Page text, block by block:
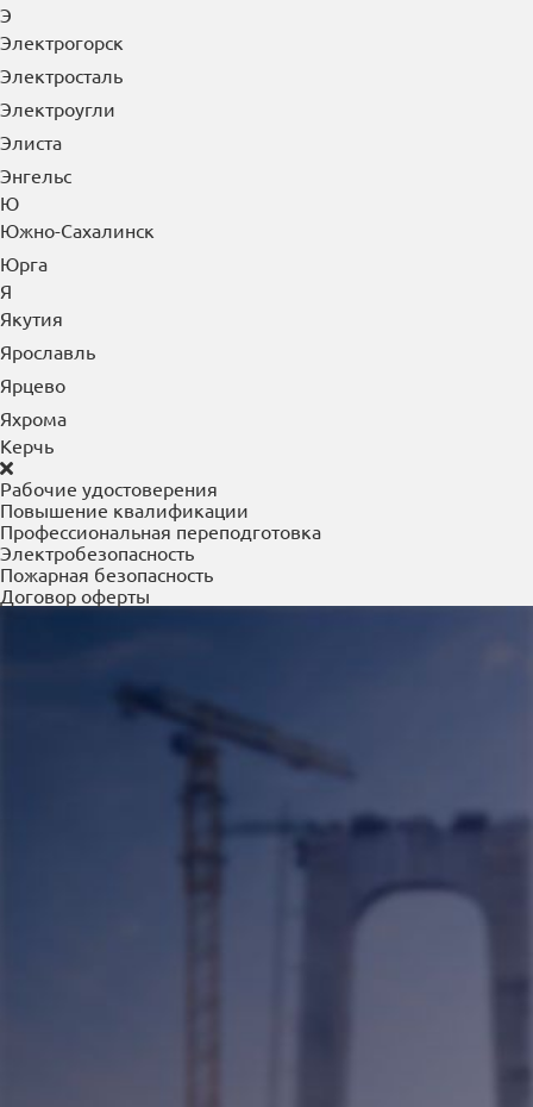
Э
Электрогорск
Электросталь
Электроугли
Элиста
Энгельс
Ю
Южно-Сахалинск
Юрга
Я
Якутия
Ярославль
Ярцево
Яхрома
Керчь
Рабочие удостоверения
Повышение квалификации
Профессиональная переподготовка
Электробезопасность
Пожарная безопасность
Договор оферты